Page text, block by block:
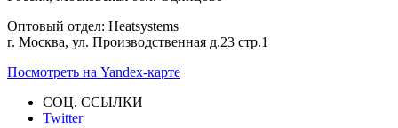
Оптовый отдел: Heatsystems
г. Москва, ул. Производственная д.23 стр.1
Посмотреть на Yandex-карте
СОЦ. ССЫЛКИ
Twitter